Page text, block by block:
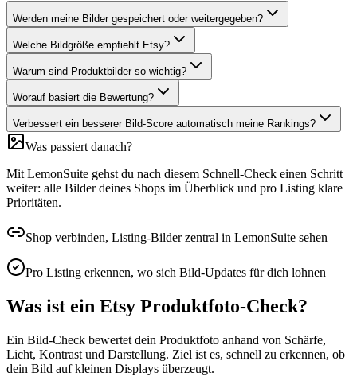
Werden meine Bilder gespeichert oder weitergegeben?
Welche Bildgröße empfiehlt Etsy?
Warum sind Produktbilder so wichtig?
Worauf basiert die Bewertung?
Verbessert ein besserer Bild-Score automatisch meine Rankings?
Was passiert danach?
Mit LemonSuite gehst du nach diesem Schnell-Check einen Schritt
weiter: alle Bilder deines Shops im Überblick und pro Listing klare
Prioritäten.
Shop verbinden, Listing-Bilder zentral in LemonSuite sehen
Pro Listing erkennen, wo sich Bild-Updates für dich lohnen
Was ist ein Etsy Produktfoto-Check?
Ein Bild-Check bewertet dein Produktfoto anhand von Schärfe,
Licht, Kontrast und Darstellung. Ziel ist es, schnell zu erkennen, ob
dein Bild auf kleinen Displays überzeugt.